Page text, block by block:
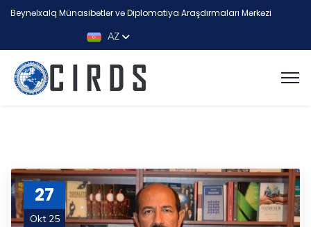
Beynəlxalq Münasibətlər və Diplomatiya Araşdırmaları Mərkəzi
AZ
27
Okt 25